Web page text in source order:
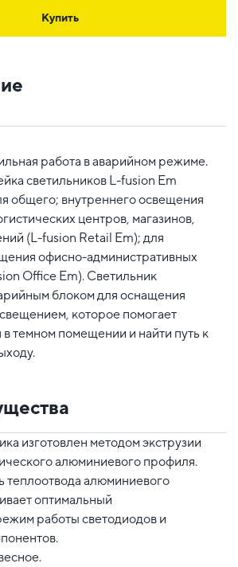
Купить
работа в аварийном режиме.
светильников L-fusion Em
общего; внутреннего освещения
центров, магазинов,
(L-fusion Retail Em); для
офисно-административных
Office Em). Светильник
блоком для оснащения
которое помогает
в темном помещении и найти путь к
изготовлен методом экструзии
алюминиевого профиля.
теплоотвода алюминиевого
оптимальный
работы светодиодов и